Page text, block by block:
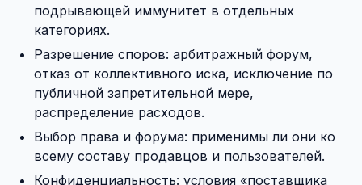
подрывающей иммунитет в отдельных
категориях.
Разрешение споров: арбитражный форум,
отказ от коллективного иска, исключение по
публичной запретительной мере,
распределение расходов.
Выбор права и форума: применимы ли они ко
всему составу продавцов и пользователей.
Конфиденциальность: условия «поставщика